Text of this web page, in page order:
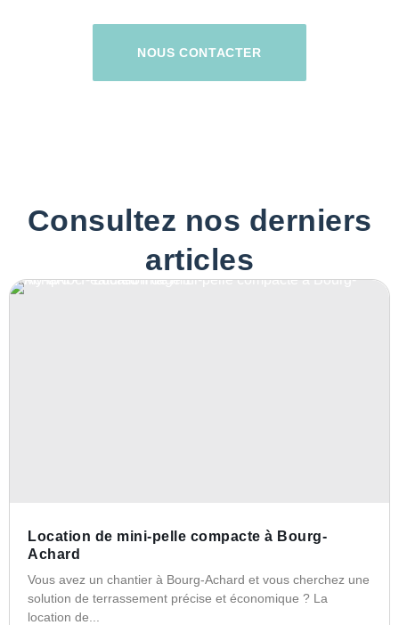
NOUS CONTACTER
Consultez nos derniers
articles
Location de mini-pelle compacte à Bourg-
Achard
Vous avez un chantier à Bourg-Achard et vous cherchez une
solution de terrassement précise et économique ? La
location de...